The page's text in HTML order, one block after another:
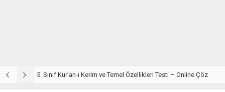
5. Sınıf Kur’an-ı Kerim ve Temel Özellikleri Testi – Online Çöz